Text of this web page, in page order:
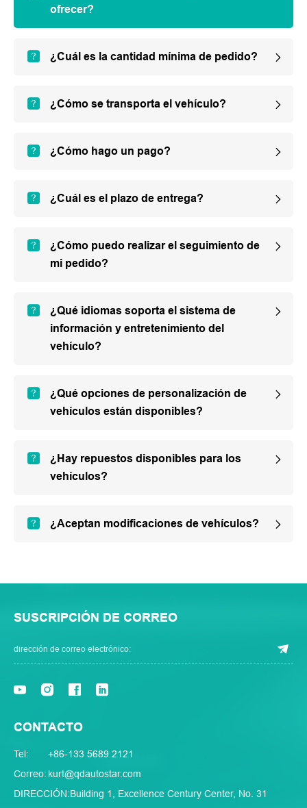
ofrecer?
¿Cuál es la cantidad mínima de pedido?
¿Cómo se transporta el vehículo?
¿Cómo hago un pago?
¿Cuál es el plazo de entrega?
¿Cómo puedo realizar el seguimiento de
mi pedido?
¿Qué idiomas soporta el sistema de
información y entretenimiento del
vehículo?
¿Qué opciones de personalización de
vehículos están disponibles?
¿Hay repuestos disponibles para los
vehículos?
¿Aceptan modificaciones de vehículos?
SUSCRIPCIÓN DE CORREO
CONTACTO
Tel:
+86-133 5689 2121
Correo: kurt@qdautostar.com
DIRECCIÓN:Building 1, Excellence Century Center, No. 31